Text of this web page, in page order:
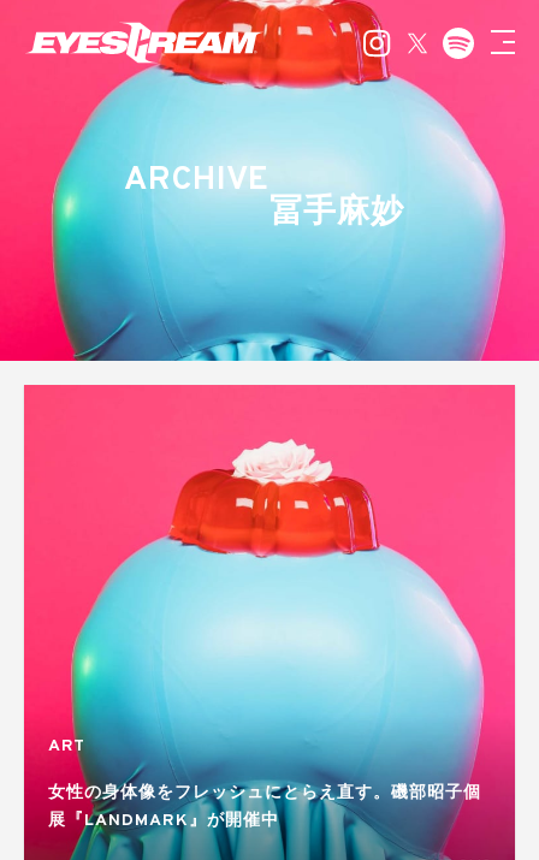
ARCHIVE
冨手麻妙
ART
女性の身体像をフレッシュにとらえ直す。磯部昭子個
展『LANDMARK』が開催中